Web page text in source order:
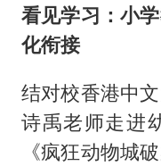
看见学习：小
化衔接
结对校香港中
诗禹老师走进
《疯狂动物城